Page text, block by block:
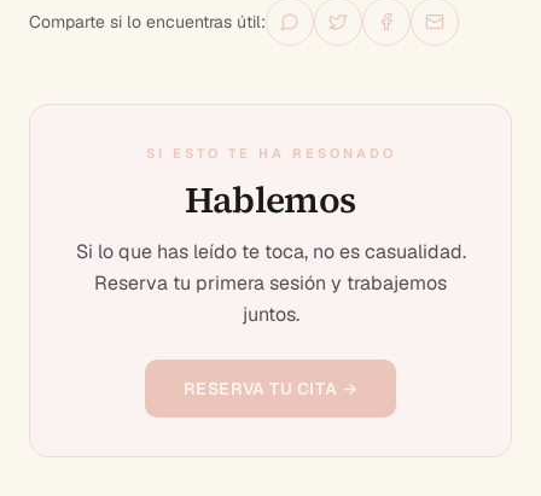
Comparte si lo encuentras útil:
SI ESTO TE HA RESONADO
Hablemos
Si lo que has leído te toca, no es casualidad.
Reserva tu primera sesión y trabajemos
juntos.
RESERVA TU CITA →